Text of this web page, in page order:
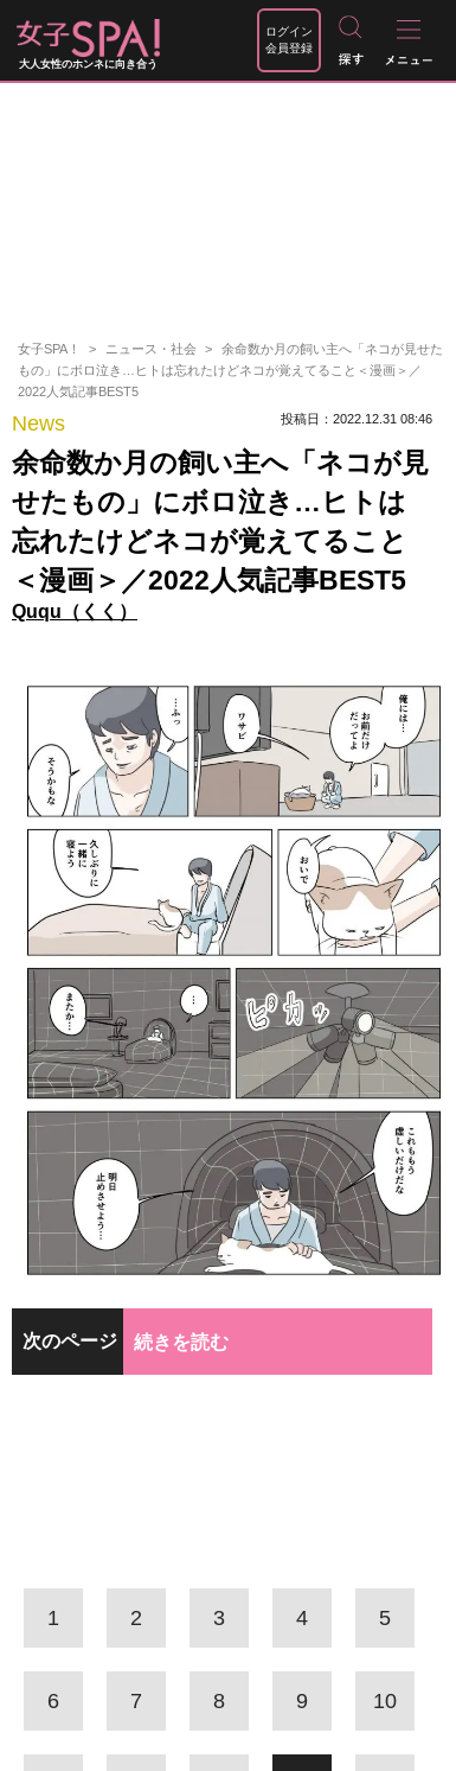
大人女性のホンネに向き合う
ログイン
会員登録
女子SPA！ ニュース・社会
余命数か月の飼い主へ「ネコが見せた
もの」にボロ泣き…ヒトは忘れたけどネコが覚えてること＜漫画＞／
2022人気記事BEST5
News 投稿日：2022.12.31 08:46
余命数か月の飼い主へ「ネコが見
せたもの」にボロ泣き…ヒトは
忘れたけどネコが覚えてること
＜漫画＞／2022人気記事BEST5
Ququ（くく）
次のページ 続きを読む
1 2 3 4 5
6 7 8 9 10